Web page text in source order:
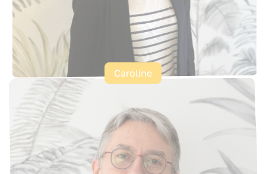
Caroline